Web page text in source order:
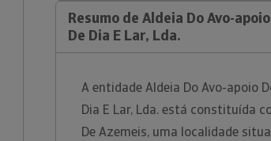
Resumo de Aldeia Do Avo-
De Dia E Lar, Lda.
A entidade Aldeia Do Avo-apoio
Dia E Lar, Lda. está constituída
De Azemeis, uma localidade